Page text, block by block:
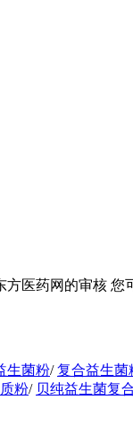
医药网的审核
生菌粉/ 复合益生菌
粉/ 贝纯益生菌复